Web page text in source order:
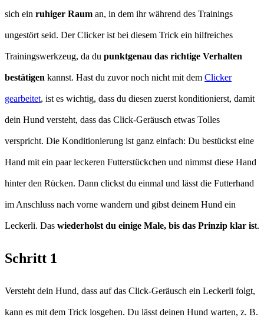
sich ein ruhiger Raum an, in dem ihr während des Trainings
ungestört seid. Der Clicker ist bei diesem Trick ein hilfreiches
Trainingswerkzeug, da du punktgenau das richtige Verhalten
bestätigen kannst. Hast du zuvor noch nicht mit dem Clicker
gearbeitet, ist es wichtig, dass du diesen zuerst konditionierst, damit
dein Hund versteht, dass das Click-Geräusch etwas Tolles
verspricht. Die Konditionierung ist ganz einfach: Du bestückst eine
Hand mit ein paar leckeren Futterstückchen und nimmst diese Hand
hinter den Rücken. Dann clickst du einmal und lässt die Futterhand
im Anschluss nach vorne wandern und gibst deinem Hund ein
Leckerli. Das wiederholst du einige Male, bis das Prinzip klar ist.
Schritt 1
Versteht dein Hund, dass auf das Click-Geräusch ein Leckerli folgt,
kann es mit dem Trick losgehen. Du lässt deinen Hund warten, z. B.